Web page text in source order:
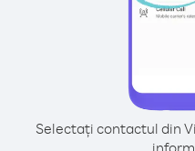
Selectați contactul din